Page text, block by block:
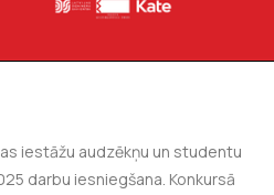
iestāžu audzēkņu un studentu
darbu iesniegšana. Konkursā